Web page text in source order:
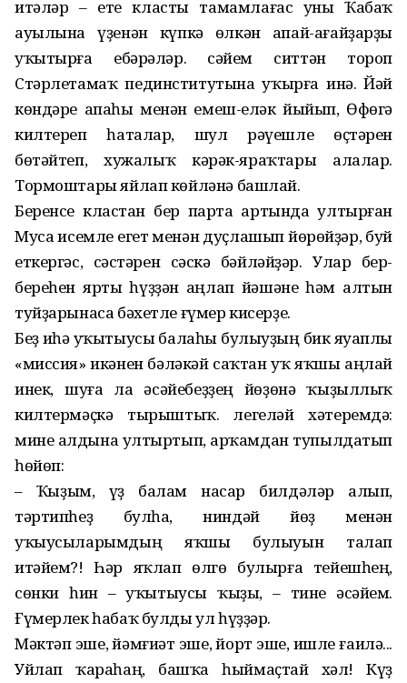
итәләр – ете класты тамамлағас уны Ҡабаҡ
ауылына үҙенән күпкә өлкән апай-ағайҙарҙы
уҡытырға ебәрәләр. Әсәйем ситтән тороп
Стәрлетамаҡ пединститутына уҡырға инә. Йәй
көндәре апаһы менән емеш-еләк йыйып, Өфөгә
килтереп һаталар, шул рәүешле өҫтәрен
бөтәйтеп, хужалыҡ кәрәк-яраҡтары алалар.
Тормоштары яйлап көйләнә башлай.
Беренсе кластан бер парта артында ултырған
Муса исемле егет менән дуҫлашып йөрөйҙәр, буй
еткергәс, сәстәрен сәскә бәйләйҙәр. Улар бер-
береһен ярты һүҙҙән аңлап йәшәне һәм алтын
туйҙарынаса бәхетле ғүмер кисерҙе.
Беҙ иһә уҡытыусы балаһы бу­лыуҙың бик яуаплы
«миссия» икәнен бәләкәй саҡтан уҡ яҡшы аңлай
инек, шуға ла әсәйебеҙҙең йөҙөнә ҡыҙыллыҡ
килтермәҫкә тырыштыҡ. Әлегеләй хәтеремдә:
мине алдына ултыртып, арҡамдан тупылдатып
һөйөп:
– Ҡыҙым, үҙ балам насар бил­дәләр алып,
тәртипһеҙ булһа, ниндәй йөҙ менән
уҡыусыларымдың яҡшы булыуын талап
итәйем?! Һәр яҡлап өлгө булырға тейешһең,
сөнки һин – уҡытыусы ҡыҙы, – тине әсәйем.
Ғүмерлек һабаҡ булды ул һүҙҙәр.
Мәктәп эше, йәмғиәт эше, йорт эше, ишле ғаилә...
Уйлап ҡараһаң, башҡа һыймаҫтай хәл! Күҙ